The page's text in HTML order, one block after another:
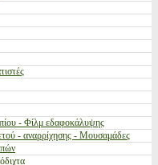
- Φίλμ εδαφοκάλυψης
- αναρρίχησης - Μουσαμάδες